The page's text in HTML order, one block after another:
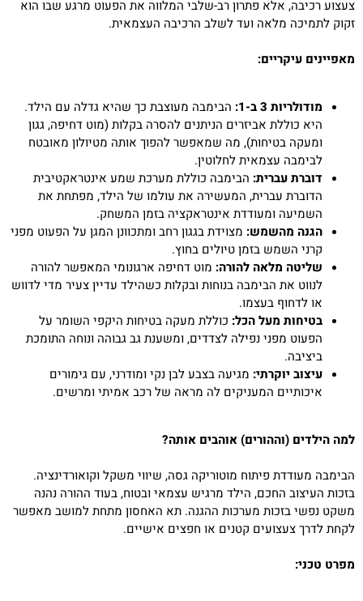
צעצוע רכיבה, אלא פתרון רב-שלבי המלווה את הפעוט מרגע שבו הוא
זקוק לתמיכה מלאה ועד לשלב הרכיבה העצמאית.
מאפיינים עיקריים:
מודולריות 3 ב-1:
הבימבה מעוצבת כך שהיא גדלה עם הילד.
היא כוללת אביזרים הניתנים להסרה בקלות (מוט דחיפה, גגון
ומעקה בטיחות), מה שמאפשר להפוך אותה מטיולון מאובטח
לבימבה עצמאית לחלוטין.
דוברת עברית: הבימבה כוללת מערכת שמע אינטראקטיבית
הדוברת עברית, המעשירה את עולמו של הילד, מפתחת את
השמיעה ומעודדת אינטראקציה בזמן המשחק.
הגנה מהשמש: מצוידת בגגון רחב ומתכוונן המגן על הפעוט מפני
קרני השמש בזמן טיולים בחוץ.
שליטה מלאה להורה: מוט דחיפה ארגונומי המאפשר להורה
לנווט את הבימבה בנוחות ובקלות כשהילד עדיין צעיר מדי לדווש
או לדחוף בעצמו.
בטיחות מעל הכל: כוללת מעקה בטיחות היקפי השומר על
הפעוט מפני נפילה לצדדים, ומשענת גב גבוהה ונוחה התומכת
ביציבה.
עיצוב יוקרתי: מגיעה בצבע לבן נקי ומודרני, עם גימורים
איכותיים המעניקים לה מראה של רכב אמיתי ומרשים.
למה הילדים (וההורים) אוהבים אותה?
הבימבה מעודדת פיתוח מוטוריקה גסה, שיווי משקל וקואורדינציה.
בזכות העיצוב החכם, הילד מרגיש עצמאי ובטוח, בעוד ההורה נהנה
משקט נפשי בזכות מערכות ההגנה. תא האחסון מתחת למושב מאפשר
לקחת לדרך צעצועים קטנים או חפצים אישיים.
מפרט טכני: